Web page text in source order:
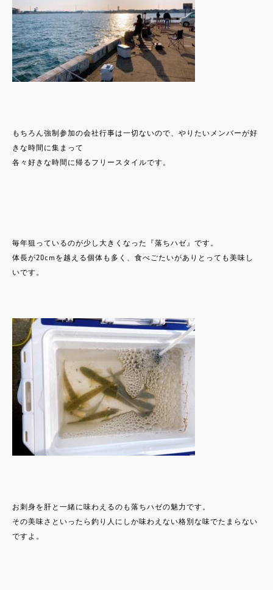
もちろん強制参加の会社行事は一切ないので、やりたいメンバーが好
きな時間に集まって
各々好きな時間に帰るフリースタイルです。
毎年狙っているのが少し大きくなった『落ちハゼ』です。
体長が20cmを越える個体も多く、食べごたいがありとっても美味し
いです。
お刺身を肝と一緒に味わえるのも落ちハゼの魅力です。
その美味さといったら釣り人にしか味わえない格別な味でたまらない
ですよ。